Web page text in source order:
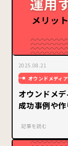
2025.08.21
オウンドメディア
オウンドメ
成功事例や
記事を読む